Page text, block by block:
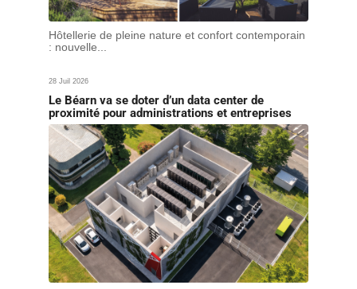
Hôtellerie de pleine nature et confort contemporain
: nouvelle...
28 Juil 2026
Le Béarn va se doter d’un data center de
proximité pour administrations et entreprises